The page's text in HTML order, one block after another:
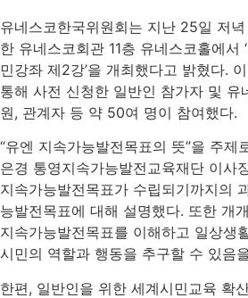
유네스코한국위원회는 지난 25일 저
한 유네스코회관 11층 유네스코홀에서
민강좌 제2강’을 개최했다고 밝혔다.
통해 사전 신청한 일반인 참가자 및 유
원, 관계자 등 약 50여 명이 참여했다.
“유엔 지속가능발전목표의 뜻”을 주제
은경 통영지속가능발전교육재단 이사
지속가능발전목표가 수립되기까지의
능발전목표에 대해 설명했다. 또한 개
지속가능발전목표를 이해하고 일상생
시민의 역할과 행동을 추구할 수 있음
한편, 일반인을 위한 세계시민교육 확